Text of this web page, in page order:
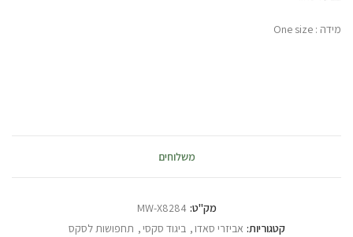
מידה : One size
משלוחים
מק"ט: MW-X8284
קטגוריות: אביזרי סאדו, ביגוד סקסי, תחפושות לסקס